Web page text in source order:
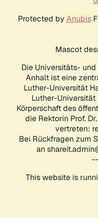
Protected by Anubis
Mascot
Die Universitäts-
Anhalt ist eine
Luther-Universität
Luther-
Körperschaft des
die Rektorin Prof.
vertreten:
Bei Rückfragen zum
an
--
This website is